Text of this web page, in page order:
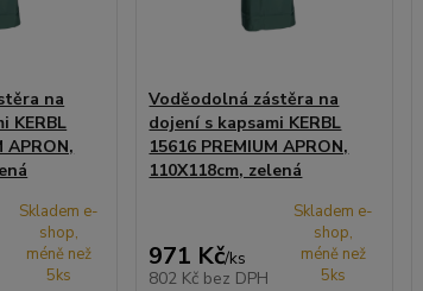
na
KERBL
APRON,
Skladem e-
shop,
méně než
5ks
Voděodolná zástěra na
dojení s kapsami KERBL
15616 PREMIUM APRON,
110X118cm, zelená
971 Kč/ks
802 Kč bez DPH
Skladem e-
shop,
méně než
5ks